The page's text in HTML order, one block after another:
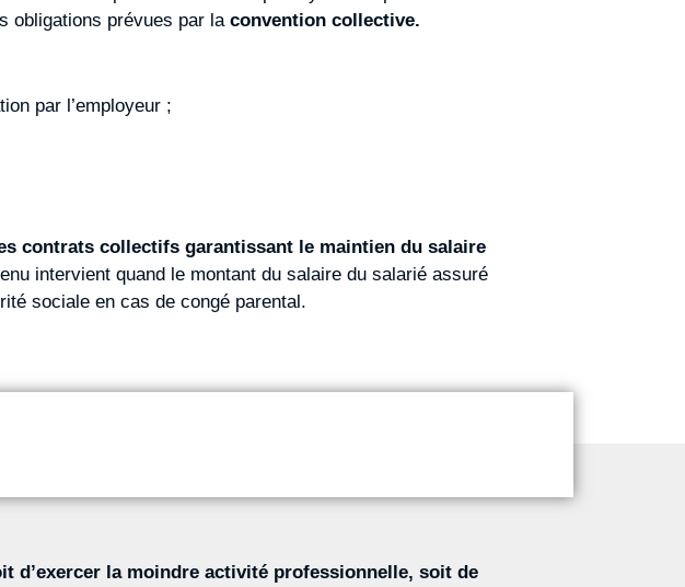
obligations prévues par la convention collective.
par l’employeur ;
contrats collectifs garantissant le maintien du salaire
intervient quand le montant du salaire du salarié assuré
sociale en cas de congé parental.
d’exercer la moindre activité professionnelle, soit de